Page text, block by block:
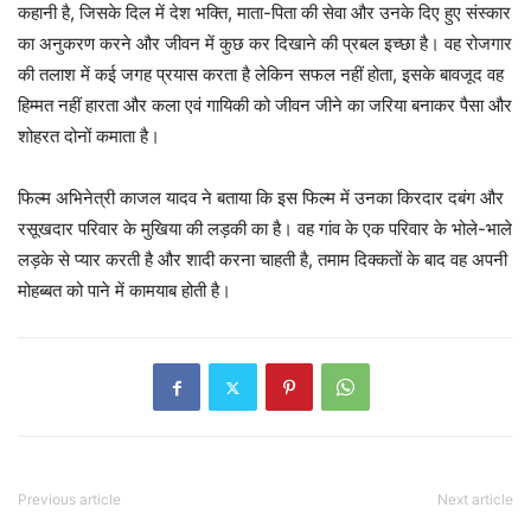
कहानी है, जिसके दिल में देश भक्ति, माता-पिता की सेवा और उनके दिए हुए संस्कार
का अनुकरण करने और जीवन में कुछ कर दिखाने की प्रबल इच्छा है। वह रोजगार
की तलाश में कई जगह प्रयास करता है लेकिन सफल नहीं होता, इसके बावजूद वह
हिम्मत नहीं हारता और कला एवं गायिकी को जीवन जीने का जरिया बनाकर पैसा और
शोहरत दोनों कमाता है।
फिल्म अभिनेत्री काजल यादव ने बताया कि इस फिल्म में उनका किरदार दबंग और
रसूखदार परिवार के मुखिया की लड़की का है। वह गांव के एक परिवार के भोले-भाले
लड़के से प्यार करती है और शादी करना चाहती है, तमाम दिक्कतों के बाद वह अपनी
मोहब्बत को पाने में कामयाब होती है।
Previous article Next article